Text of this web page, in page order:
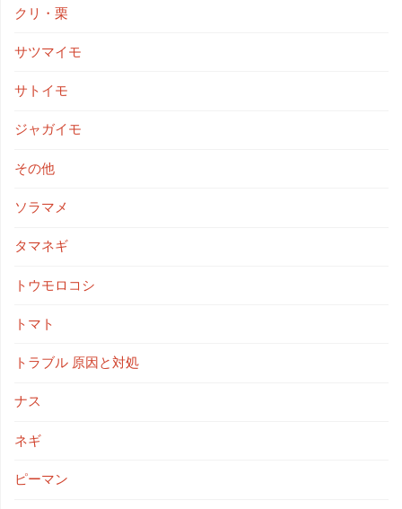
クリ・栗
サツマイモ
サトイモ
ジャガイモ
その他
ソラマメ
タマネギ
トウモロコシ
トマト
トラブル 原因と対処
ナス
ネギ
ピーマン